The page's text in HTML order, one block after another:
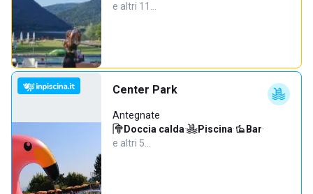
e altri 11…
Center Park
Antegnate
Doccia calda· Piscina· Bar·
e altri 5…